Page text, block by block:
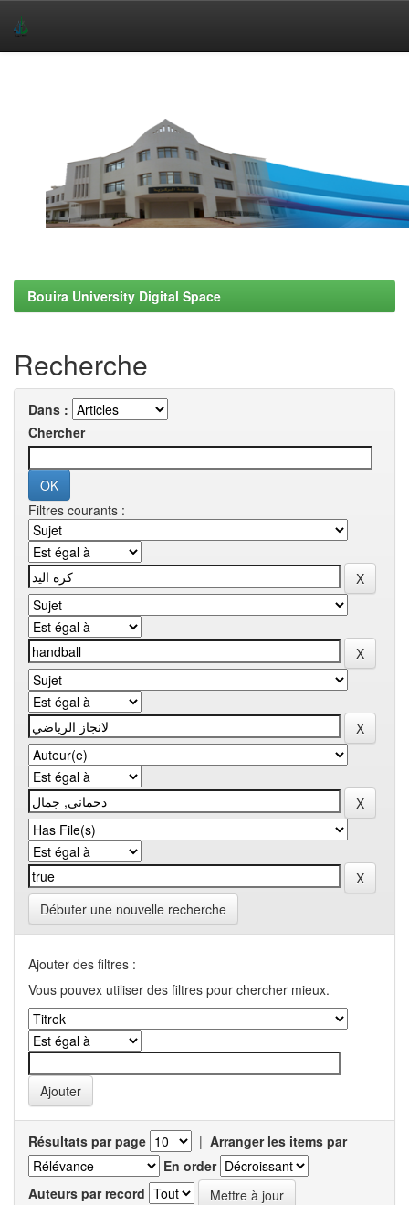
Bouira University Digital Space
Recherche
Dans :
Chercher
Filtres courants :
Débuter une nouvelle recherche
Ajouter des filtres :
Vous pouvex utiliser des filtres pour chercher mieux.
Résultats par page | Arranger les items par
En order
Auteurs par record